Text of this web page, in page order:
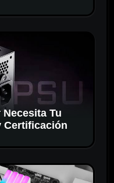
Tu
Certificación